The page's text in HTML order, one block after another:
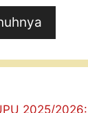
2025/